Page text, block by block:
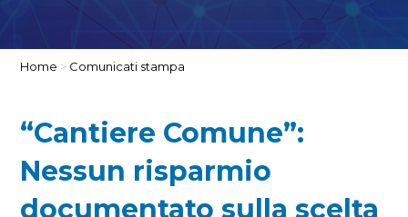
Home > Comunicati stampa
“Cantiere Comune”:
Nessun risparmio
documentato sulla scelta